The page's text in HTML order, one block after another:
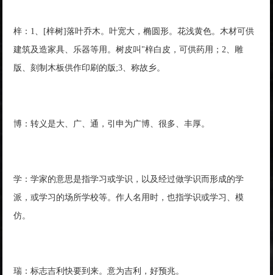
梓：1、[梓树]落叶乔木。叶宽大，椭圆形。花浅黄色。木材可供
建筑及造家具、乐器等用。树皮叫"梓白皮，可供药用；2、雕
版、刻制木板供作印刷的版;3、称故乡。
博：转义是大、广、通，引申为广博、很多、丰厚。
学：学家的意思是指学习或学识，以及经过做学识而形成的学
派，或学习的场所学校等。作人名用时，也指学识或学习、模
仿。
瑞：标志吉利快要到来。意为吉利，好预兆。